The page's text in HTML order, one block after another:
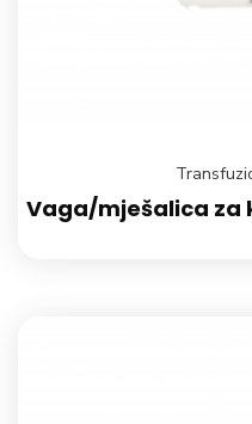
Vaga/mješalica za